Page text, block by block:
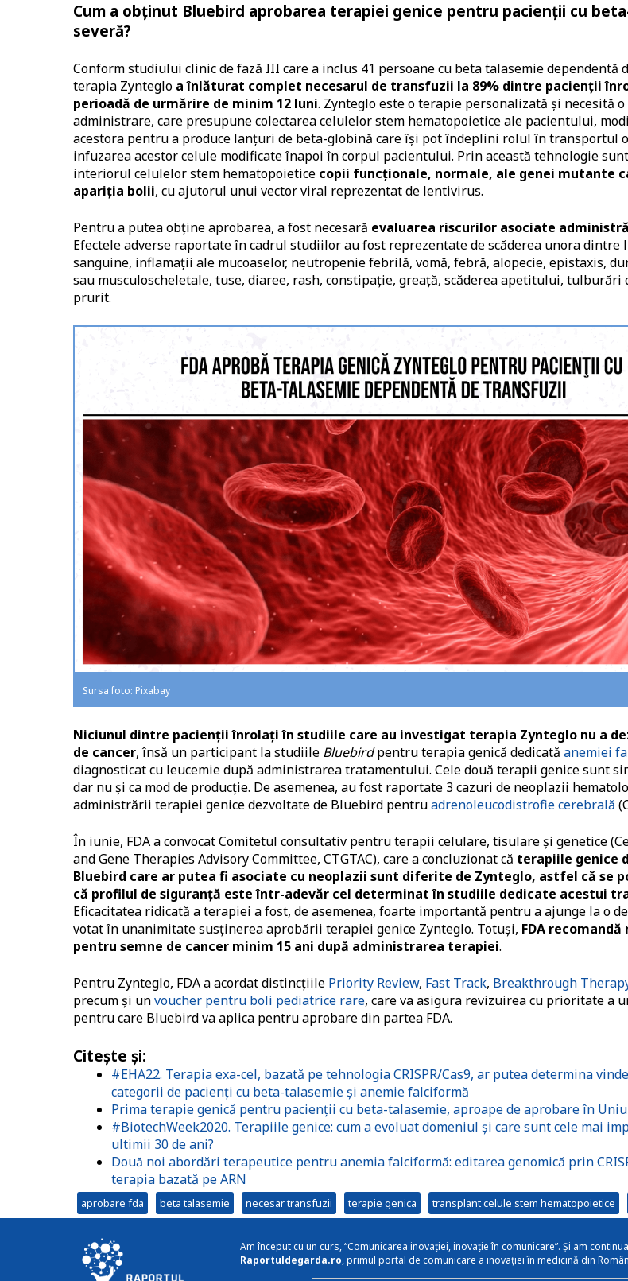
Cum a obţinut Bluebird aprobarea terapiei genice pentru pacienţii cu
severă?
Conform studiului clinic de fază III care a inclus 41 persoane cu beta talasemie dependentă
terapia Zynteglo a înlăturat complet necesarul de transfuzii la 89% dintre pacienţii
perioadă de urmărire de minim 12 luni. Zynteglo este o terapie personalizată şi necesită
administrare, care presupune colectarea celulelor stem hematopoietice ale pacientului,
acestora pentru a produce lanţuri de beta-globină care îşi pot îndeplini rolul în transportul
infuzarea acestor celule modificate înapoi în corpul pacientului. Prin această tehnologie
interiorul celulelor stem hematopoietice copii funcţionale, normale, ale genei mutante
apariţia bolii, cu ajutorul unui vector viral reprezentat de lentivirus.
Pentru a putea obţine aprobarea, a fost necesară evaluarea riscurilor asociate
Efectele adverse raportate în cadrul studiilor au fost reprezentate de scăderea unora
sanguine, inflamaţii ale mucoaselor, neutropenie febrilă, vomă, febră, alopecie, epistaxis,
sau musculoscheletale, tuse, diaree, rash, constipaţie, greaţă, scăderea apetitului, tulburări
prurit.
Sursa foto: Pixabay
Niciunul dintre pacienţii înrolaţi în studiile care au investigat terapia Zynteglo nu a
de cancer, însă un participant la studiile Bluebirdpentru terapia genică dedicată anemiei
diagnosticat cu leucemie după administrarea tratamentului. Cele două terapii genice sunt
dar nu şi ca mod de producţie. De asemenea, au fost raportate 3 cazuri de neoplazii
administrării terapiei genice dezvoltate de Bluebird pentruadrenoleucodistrofie cerebrală
În iunie, FDA a convocat Comitetul consultativ pentru terapii celulare, tisulare și genetice
and Gene Therapies Advisory Committee, CTGTAC), care a concluzionat că terapiile genice
Bluebird care ar putea fi asociate cu neoplazii sunt diferite de Zynteglo, astfel că se
că profilul de siguranţă este într-adevăr cel determinat în studiile dedicate acestui
Eficacitatea ridicată a terapiei a fost, de asemenea, foarte importantă pentru a ajunge la o
votat în unanimitate susţinerea aprobării terapiei genice Zynteglo. Totuşi, FDA
pentru semne de cancer minim 15 ani după administrarea terapiei.
Pentru Zynteglo, FDA a acordat distincţiile Priority Review, Fast Track, Breakthrough
precum şi unvoucher pentru boli pediatrice rare, care va asigura revizuirea cu prioritate a
pentru care Bluebird va aplica pentru aprobare din partea FDA.
Citeşte şi:
#EHA22. Terapia exa-cel, bazată pe tehnologia CRISPR/Cas9, ar putea determina
categorii de pacienți cu beta-talasemie și anemie falciformă
Prima terapie genică pentru pacienții cu beta-talasemie, aproape de aprobare în
#BiotechWeek2020. Terapiile genice: cum a evoluat domeniul și care sunt cele mai
ultimii 30 de ani?
Două noi abordări terapeutice pentru anemia falciformă: editarea genomică prin
terapia bazată pe ARN
aprobare fda beta talasemie necesar transfuzii terapie genica transplant celule stem hematopoietice
Am început cu un curs, “Comunicarea inovației, inovație în comunicare”. Și am
Raportuldegarda.ro, primul portal de comunicare a inovației în medicină din